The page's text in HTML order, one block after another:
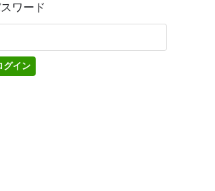
ワード